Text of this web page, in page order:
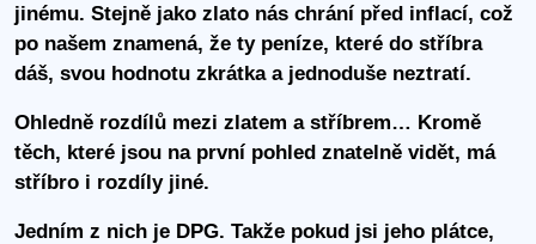
jinému. Stejně jako zlato nás chrání před inflací, což
po našem znamená, že ty peníze, které do stříbra
dáš, svou hodnotu zkrátka a jednoduše neztratí.
Ohledně rozdílů mezi zlatem a stříbrem… Kromě
těch, které jsou na první pohled znatelně vidět, má
stříbro i rozdíly jiné.
Jedním z nich je DPG. Takže pokud jsi jeho plátce,